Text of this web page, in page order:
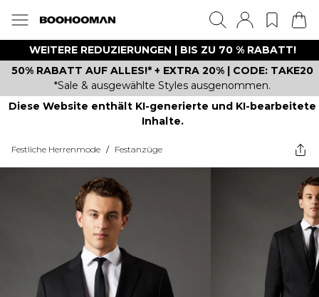
WEITERE REDUZIERUNGEN | BIS ZU 70 % RABATT!
50% RABATT AUF ALLES!* + EXTRA 20% | CODE: TAKE20
*Sale & ausgewählte Styles ausgenommen.
Diese Website enthält KI-generierte und KI-bearbeitete
Inhalte.
Festliche Herrenmode / Festanzüge